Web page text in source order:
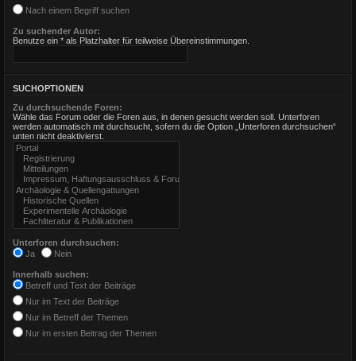
Nach einem Begriff suchen
Zu suchender Autor:
Benutze ein * als Platzhalter für teilweise Übereinstimmungen.
SUCHOPTIONEN
Zu durchsuchende Foren:
Wähle das Forum oder die Foren aus, in denen gesucht werden soll. Unterforen
werden automatisch mit durchsucht, sofern du die Option „Unterforen durchsuchen“
unten nicht deaktivierst.
Unterforen durchsuchen:
Ja
Nein
Innerhalb suchen:
Betreff und Text der Beiträge
Nur im Text der Beiträge
Nur im Betreff der Themen
Nur im ersten Beitrag der Themen